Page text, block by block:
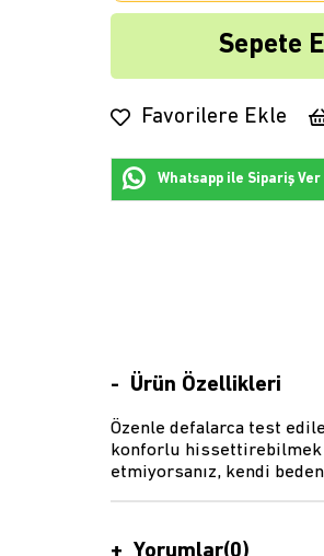
Favorilere Ekle
Whatsapp ile Sipariş Ver
Ürün Özellikleri
Özenle defalarca test
konforlu hissettirebilmek
etmiyorsanız, kendi
Yorumlar(0)